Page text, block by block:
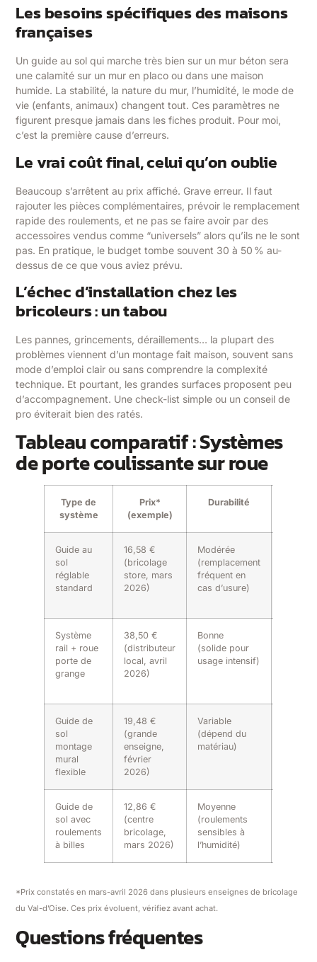
Les besoins spécifiques des maisons
françaises
Un guide au sol qui marche très bien sur un mur béton sera
une calamité sur un mur en placo ou dans une maison
humide. La stabilité, la nature du mur, l’humidité, le mode de
vie (enfants, animaux) changent tout. Ces paramètres ne
figurent presque jamais dans les fiches produit. Pour moi,
c’est la première cause d’erreurs.
Le vrai coût final, celui qu’on oublie
Beaucoup s’arrêtent au prix affiché. Grave erreur. Il faut
rajouter les pièces complémentaires, prévoir le remplacement
rapide des roulements, et ne pas se faire avoir par des
accessoires vendus comme “universels” alors qu’ils ne le sont
pas. En pratique, le budget tombe souvent 30 à 50 % au-
dessus de ce que vous aviez prévu.
L’échec d’installation chez les
bricoleurs : un tabou
Les pannes, grincements, déraillements… la plupart des
problèmes viennent d’un montage fait maison, souvent sans
mode d’emploi clair ou sans comprendre la complexité
technique. Et pourtant, les grandes surfaces proposent peu
d’accompagnement. Une check-list simple ou un conseil de
pro éviterait bien des ratés.
Tableau comparatif : Systèmes
de porte coulissante sur roue
Type de
système
Prix*
(exemple)
Durabilité
Guide au
sol
réglable
standard
16,58 €
(bricolage
store, mars
2026)
Modérée
(remplacement
fréquent en
cas d’usure)
Système
rail + roue
porte de
grange
38,50 €
(distributeur
local, avril
2026)
Bonne
(solide pour
usage intensif)
Guide de
sol
montage
mural
flexible
19,48 €
(grande
enseigne,
février
2026)
Variable
(dépend du
matériau)
Guide de
sol avec
roulements
à billes
12,86 €
(centre
bricolage,
mars 2026)
Moyenne
(roulements
sensibles à
l’humidité)
*Prix constatés en mars-avril 2026 dans plusieurs enseignes de bricolage
du Val-d’Oise. Ces prix évoluent, vérifiez avant achat.
Questions fréquentes